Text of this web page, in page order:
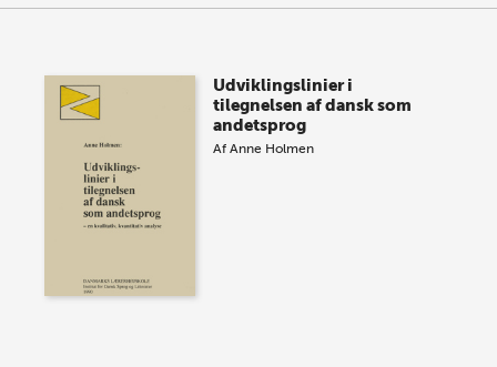
Udviklingslinier i
tilegnelsen af dansk som
andetsprog
AfAnne Holmen